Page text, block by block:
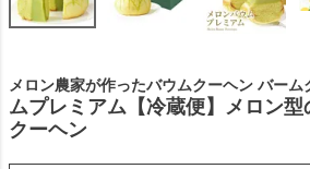
メロン農家が作ったバウムクーヘン バーム
ムプレミアム【冷蔵便】メロン
クーヘン